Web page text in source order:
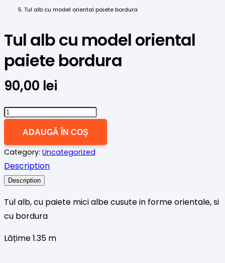
Tul alb cu model oriental paiete bordura
Tul alb cu model oriental
paiete bordura
90,00 lei
Cantitate
cu
model
oriental
bordura
ADAUGĂ ÎN COȘ
Category: Uncategorized
Description
Description
Tul alb, cu paiete mici albe cusute in forme orientale, si
cu bordura
Lățime 1.35 m